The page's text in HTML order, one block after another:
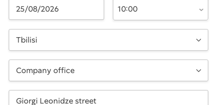
10:00
Tbilisi
Company office